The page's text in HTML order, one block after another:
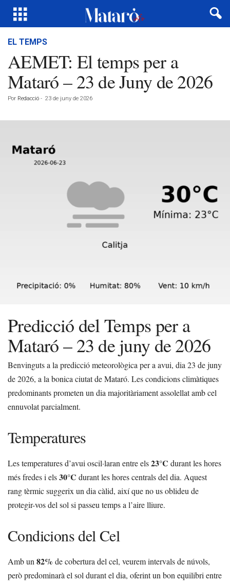
EL TEMPS
AEMET: El temps per a
Mataró – 23 de Juny de 2026
Por Redacció - 23 de juny de 2026
Predicció del Temps per a
Mataró – 23 de juny de 2026
Benvinguts a la predicció meteorològica per a avui, dia 23 de juny
de 2026, a la bonica ciutat de Mataró. Les condicions climàtiques
predominants prometen un dia majoritàriament assolellat amb cel
ennuvolat parcialment.
Temperatures
Les temperatures d’avui oscil·laran entre els23°C durant les hores
més fredes i els30°C durant les hores centrals del dia. Aquest
rang tèrmic suggerix un dia càlid, així que no us oblideu de
protegir-vos del sol si passeu temps a l’aire lliure.
Condicions del Cel
Amb un82% de cobertura del cel, veurem intervals de núvols,
però predominarà el sol durant el dia, oferint un bon equilibri entre